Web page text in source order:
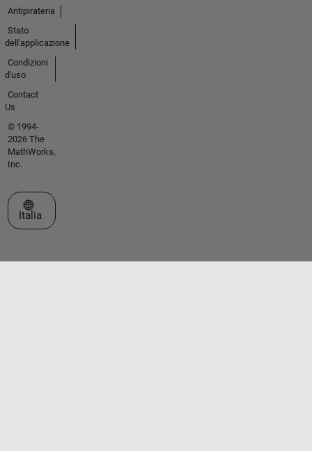
Antipirateria
Stato
dell'applicazione
Condizioni
d'uso
Contact
Us
© 1994-
2026 The
MathWorks,
Inc.
Seleziona un sito web
Italia